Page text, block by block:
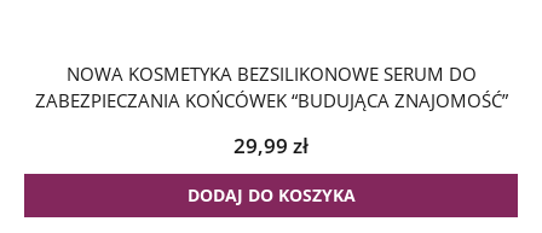
NOWA KOSMETYKA BEZSILIKONOWE SERUM DO
ZABEZPIECZANIA KOŃCÓWEK “BUDUJĄCA ZNAJOMOŚĆ”
29,99 zł
DODAJ DO KOSZYKA